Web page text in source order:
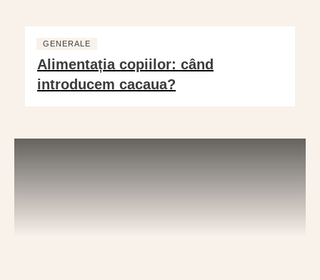
GENERALE
Alimentația copiilor: când
introducem cacaua?